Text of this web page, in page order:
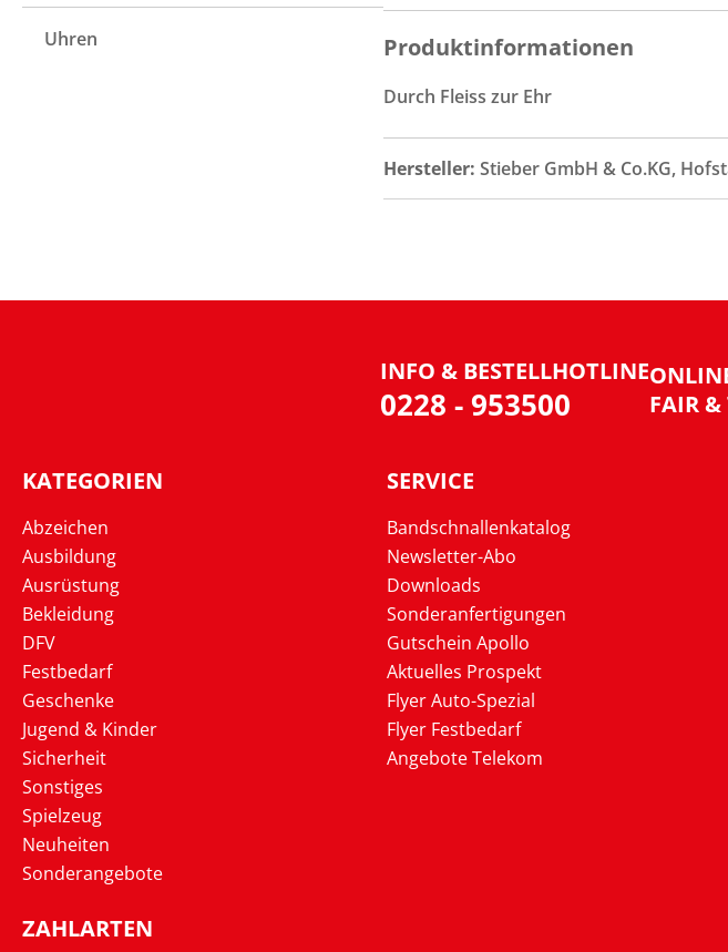
Uhren Produktinformationen
Durch Fleiss zur Ehr
Hersteller: Stieber GmbH & Co.KG,
INFO & BESTELLHOTLINE
0228 - 953500
FAIR &
KATEGORIEN
Abzeichen
Ausbildung
Ausrüstung
Bekleidung
DFV
Festbedarf
Geschenke
Jugend & Kinder
Sicherheit
Sonstiges
Spielzeug
Neuheiten
Sonderangebote
SERVICE
Bandschnallenkatalog
Newsletter-Abo
Downloads
Sonderanfertigungen
Gutschein Apollo
Aktuelles Prospekt
Flyer Auto-Spezial
Flyer Festbedarf
Angebote Telekom
ZAHLARTEN